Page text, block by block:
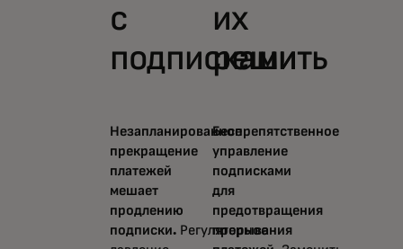
с
подписками
Незапланированное
прекращение
платежей
мешает
продлению
подписки. Регуляторное
их
решить
Беспрепятственное
управление
подписками
для
предотвращения
прерывания